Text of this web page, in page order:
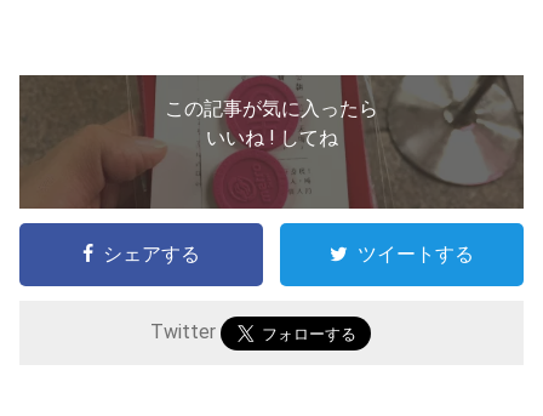
この記事が気に入ったら
いいね ! してね
シェアする ツイートする
Twitter